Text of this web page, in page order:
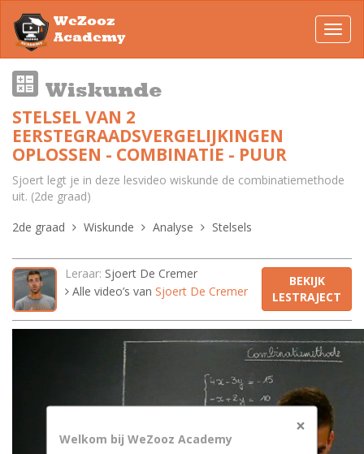
WeZooz
Academy
Wiskunde
STELSEL VAN 2
EERSTEGRAADSVERGELIJKINGEN
OPLOSSEN - COMBINATIE - PUUR
Sjoert legt je in deze lesvideo wiskunde de combinatiemethode
uit. (2de graad)
2de graad
Wiskunde Analyse Stelsels
Leraar: Sjoert De Cremer
Alle video’s van Sjoert De Cremer
BEKIJK
LESTRAJECT
×
Welkom bij WeZooz Academy